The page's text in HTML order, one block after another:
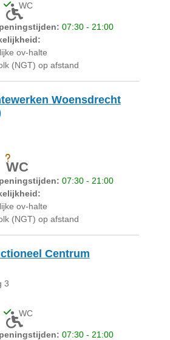
voor mensen met een lichamelijke
Onbekend of akoestiek niet geschikt is voor
WC
07:30 - 21:00
ov-halte
(NGT) op afstand
Woensdrecht
voor mensen met een lichamelijke
Onbekend of akoestiek niet geschikt is voor
WCOnbekend of er een toilet is
07:30 - 21:00
ov-halte
(NGT) op afstand
Centrum
3
voor mensen met een lichamelijke
Onbekend of akoestiek niet geschikt is voor
WC
07:30 - 21:00